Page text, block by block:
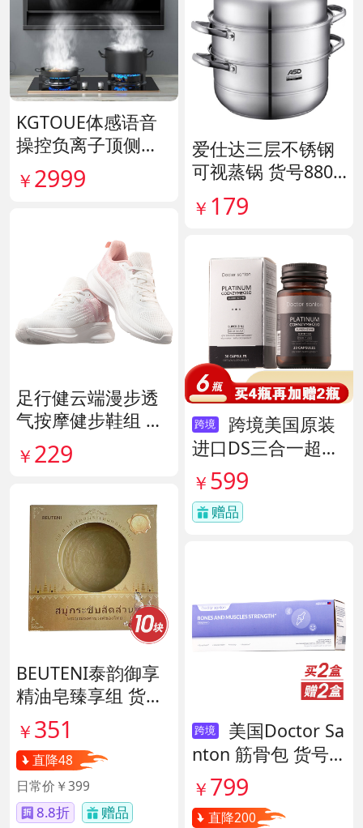
KGTOUE体感语音
操控负离子顶侧大
吸力烟机 货号1398
28
￥ 2999
足行健云端漫步透
气按摩健步鞋组 货
号140444
￥ 229
BEUTENI泰韵御享
精油皂臻享组 货号
140122
￥ 351
直降48
日常价￥399
8.8折 赠品
爱仕达三层不锈钢
可视蒸锅 货号8807
￥ 179
跨境
跨境美国原装
进口DS三合一超级
酶 货号138497
￥ 599
赠品
跨境
美国Doctor Sa
nton 筋骨包 货号1
40417
￥ 799
直降200